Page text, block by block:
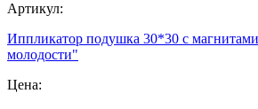
Артикул:
Иппликатор подушка 30*30 с
молодости"
Цена: